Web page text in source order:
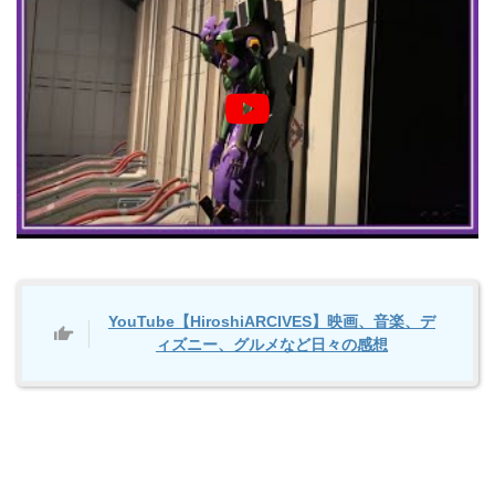
YouTube【HiroshiARCIVES】映画、音楽、デ
ィズニー、グルメなど日々の感想